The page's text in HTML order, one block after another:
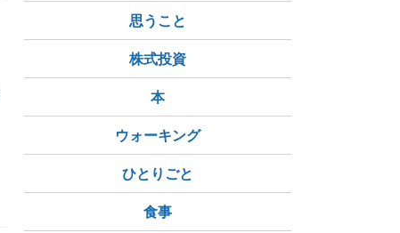
思うこと
株式投資
本
ウォーキング
ひとりごと
食事